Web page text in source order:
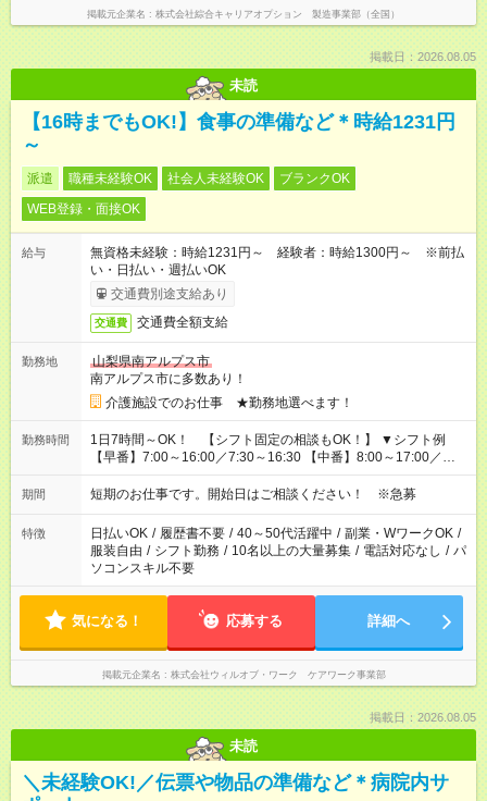
掲載元企業名 株式会社綜合キャリアオプション 製造事業部（全国）
掲載日：2026.08.05
未読
【16時までもOK!】食事の準備など＊時給1231円
～
派遣 職種未経験OK 社会人未経験OK
ブランクOK
WEB登録・面接OK
給与
無資格未経験：時給1231円～ 経験者：時給1300円～ ※前払
い・日払い・週払いOK
交通費別途支給あり
交通費 交通費全額支給
勤務地
山梨県南アルプス市
南アルプス市に多数あり！
介護施設でのお仕事 ★勤務地選べます！
勤務時間
1日7時間～OK！ 【シフト固定の相談もOK！】 ▼シフト例
【早番】7:00～16:00／7:30～16:30 【中番】8:00～17:00／
9:00～18:00 【遅番】11:00～20:00／13:00～22:00
期間 短期のお仕事です。開始日はご相談ください！ ※急募
特徴 日払いOK / 履歴書不要 / 40～50代活躍中 / 副業・WワークOK /
服装自由 / シフト勤務 / 10名以上の大量募集 / 電話対応なし / パ
ソコンスキル不要
気になる！ 応募する 詳細へ
掲載元企業名 株式会社ウィルオブ・ワーク ケアワーク事業部
掲載日：2026.08.05
未読
＼未経験OK!／伝票や物品の準備など＊病院内サ